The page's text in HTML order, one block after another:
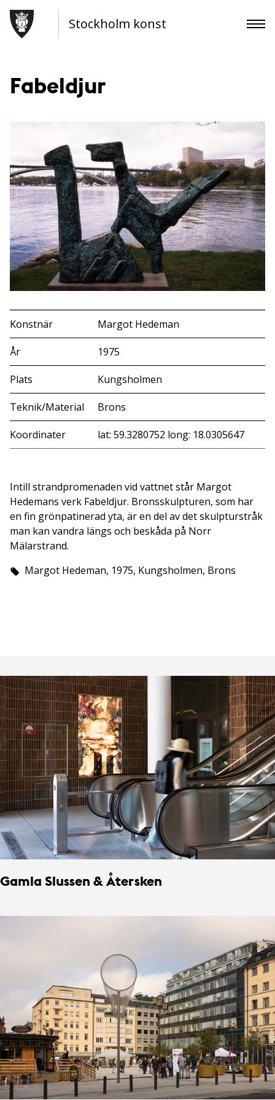
Stockholm konst
Fabeldjur
Konstnär Margot Hedeman
År 1975
Plats Kungsholmen
Teknik/Material Brons
Koordinater lat: 59.3280752 long: 18.0305647
Intill strandpromenaden vid vattnet står Margot
Hedemans verk Fabeldjur. Bronsskulpturen, som har
en fin grönpatinerad yta, är en del av det skulpturstråk
man kan vandra längs och beskåda på Norr
Mälarstrand.
Margot Hedeman, 1975, Kungsholmen, Brons
Gamla Slussen & Återsken